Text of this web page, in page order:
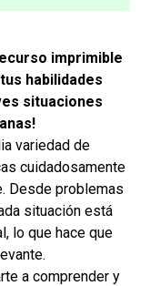
imprimible
habilidades
situaciones
variedad de
cuidadosamente
Desde problemas
situación está
lo que hace que
a comprender y